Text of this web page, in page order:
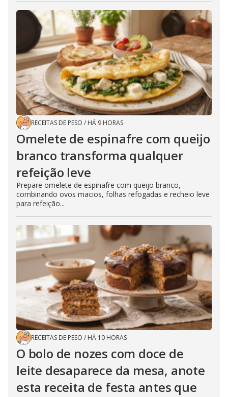
RECEITAS DE PESO / HÁ 9 HORAS
Omelete de espinafre com queijo
branco transforma qualquer
refeição leve
Prepare omelete de espinafre com queijo branco,
combinando ovos macios, folhas refogadas e recheio leve
para refeição...
RECEITAS DE PESO / HÁ 10 HORAS
O bolo de nozes com doce de
leite desaparece da mesa, anote
esta receita de festa antes que